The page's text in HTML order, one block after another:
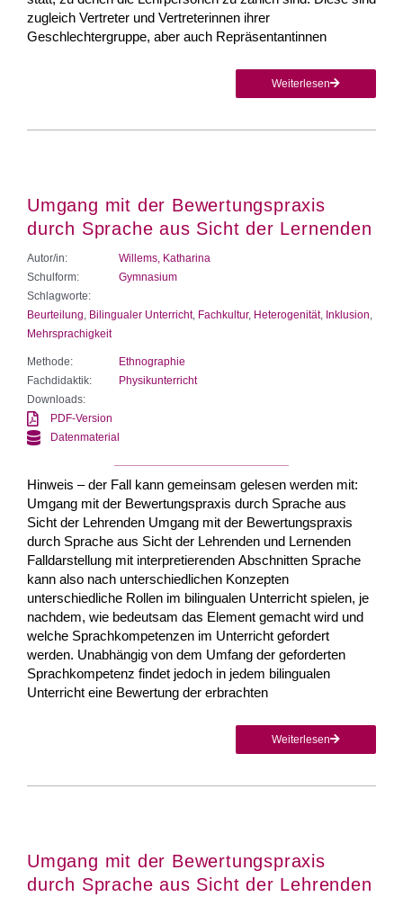
zugleich Vertreter und Vertreterinnen ihrer
Geschlechtergruppe, aber auch Repräsentantinnen
Weiterlesen
Umgang mit der Bewertungspraxis
durch Sprache aus Sicht der Lernenden
Autor/in:
Willems, Katharina
Schulform:
Gymnasium
Schlagworte:
Beurteilung Bilingualer Unterricht, Fachkultur, Heterogenität, Inklusion
Mehrsprachigkeit
Methode:
Ethnographie
Fachdidaktik:
Physikunterricht
Downloads:
PDF-Version
Datenmaterial
Hinweis – der Fall kann gemeinsam gelesen werden mit:
Umgang mit der Bewertungspraxis durch Sprache aus
Sicht der Lehrenden Umgang mit der Bewertungspraxis
durch Sprache aus Sicht der Lehrenden und Lernenden
Falldarstellung mit interpretierenden Abschnitten Sprache
kann also nach unterschiedlichen Konzepten
unterschiedliche Rollen im bilingualen Unterricht spielen, je
nachdem, wie bedeutsam das Element gemacht wird und
welche Sprachkompetenzen im Unterricht gefordert
werden. Unabhängig von dem Umfang der geforderten
Sprachkompetenz findet jedoch in jedem bilingualen
Unterricht eine Bewertung der erbrachten
Weiterlesen
Umgang mit der Bewertungspraxis
durch Sprache aus Sicht der Lehrenden